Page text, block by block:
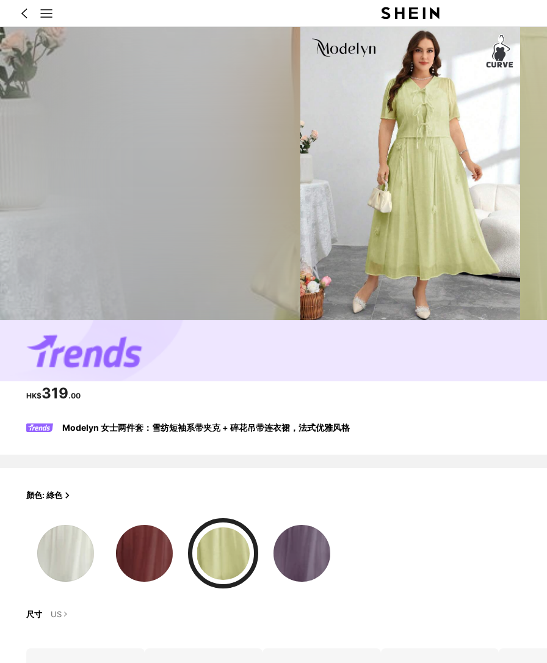
HK$319.00
Modelyn 女士两件套：雪纺短袖系带夹克 + 碎花吊带连衣裙，法式优雅风格
顏色: 綠色
尺寸 US